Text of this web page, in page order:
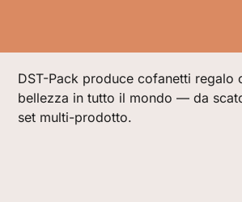
DST-Pack produce cofanetti
bellezza in tutto il mondo — da
set multi-prodotto.